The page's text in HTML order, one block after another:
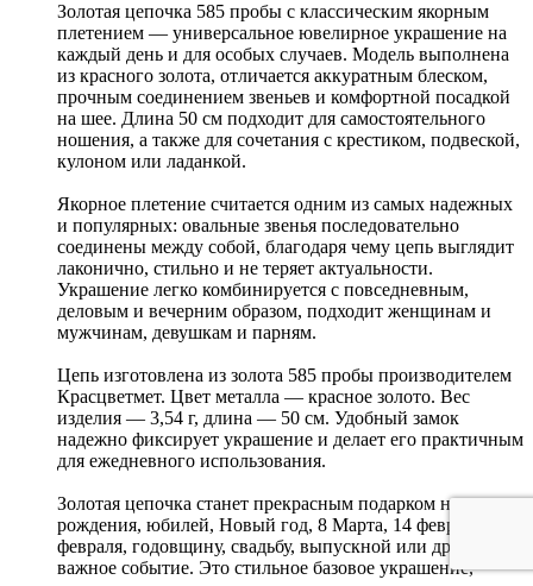
Золотая цепочка 585 пробы с классическим якорным
плетением — универсальное ювелирное украшение на
каждый день и для особых случаев. Модель выполнена
из красного золота, отличается аккуратным блеском,
прочным соединением звеньев и комфортной посадкой
на шее. Длина 50 см подходит для самостоятельного
ношения, а также для сочетания с крестиком, подвеской,
кулоном или ладанкой.
Якорное плетение считается одним из самых надежных
и популярных: овальные звенья последовательно
соединены между собой, благодаря чему цепь выглядит
лаконично, стильно и не теряет актуальности.
Украшение легко комбинируется с повседневным,
деловым и вечерним образом, подходит женщинам и
мужчинам, девушкам и парням.
Цепь изготовлена из золота 585 пробы производителем
Красцветмет. Цвет металла — красное золото. Вес
изделия — 3,54 г, длина — 50 см. Удобный замок
надежно фиксирует украшение и делает его практичным
для ежедневного использования.
Золотая цепочка станет прекрасным подарком на день
рождения, юбилей, Новый год, 8 Марта, 14 февраля, 23
февраля, годовщину, свадьбу, выпускной или другое
важное событие. Это стильное базовое украшение,